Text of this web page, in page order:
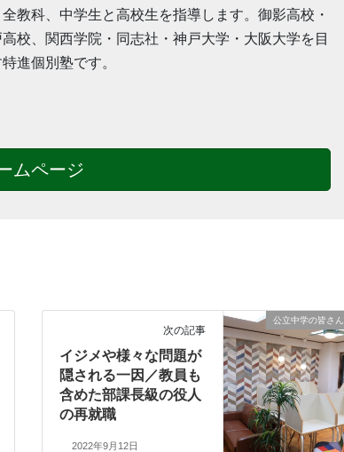
全教科、中学生と高校生を指導します。御影高校・
校、関西学院・同志社・神戸大学・大阪大学を目
進個別塾です。
ムページ
公立中学の皆さん
次の記事
イジメや様々な問題が
隠される一因／教員も
含めた部課長級の役人
の再就職
2022年9月12日